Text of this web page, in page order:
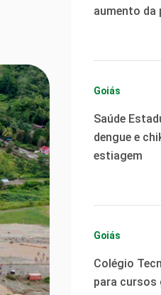
aumento da
Goiás
Saúde
dengue e
estiagem
Goiás
Colégio
para